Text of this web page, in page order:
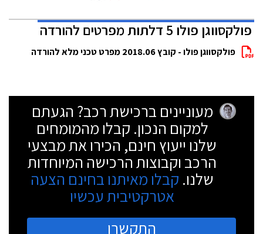
פולקסווגן פולו 5 דלתות מפרטים להורדה
פולקסווגן פולו - קובץ 2018.06 מפרט טכני מלא להורדה
מעוניינים ברכישת רכב? הגעתם
למקום הנכון. קבלו מהמומחים
שלנו ייעוץ חינם, הכירו את מבצעי
הרכב וקבוצות הרכישה המיוחדות
שלנו. קבלו מאיתנו בחינם הצעה
אטרקטיבית עכשיו
התקשרו